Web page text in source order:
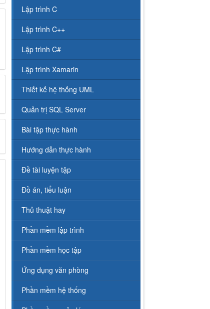
Lập trình C
Lập trình C++
Lập trình C#
Lập trình Xamarin
Thiết kế hệ thống UML
Quản trị SQL Server
Bài tập thực hành
Hướng dẫn thực hành
Đề tài luyện tập
Đồ án, tiểu luận
Thủ thuật hay
Phần mềm lập trình
Phần mềm học tập
Ứng dụng văn phòng
Phần mềm hệ thống